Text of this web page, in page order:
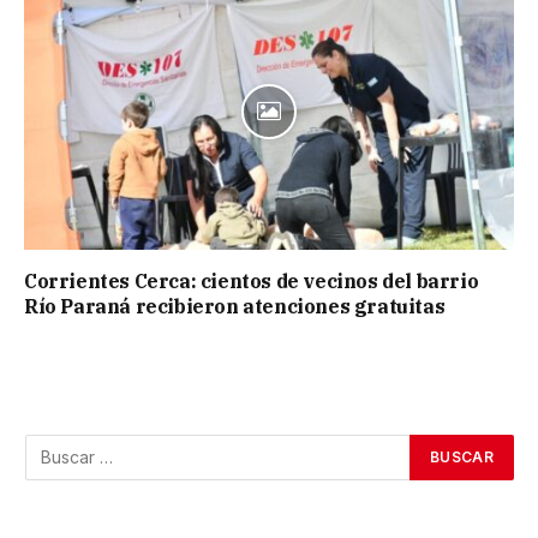
Corrientes Cerca: cientos de vecinos del barrio
Río Paraná recibieron atenciones gratuitas